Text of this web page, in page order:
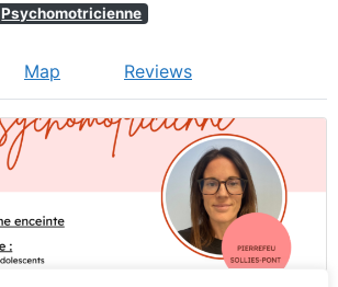
Psychomotricienne
Map Reviews